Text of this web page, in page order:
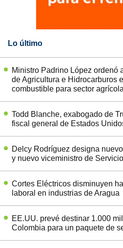
Lo último
Ministro Padrino López ordenó
de Agricultura e Hidrocarburos
combustible para sector agrícola
Todd Blanche, exabogado de
fiscal general de Estados
Delcy Rodríguez designa
y nuevo viceministro de
Cortes Eléctricos disminuyen
laboral en industrias de Aragua
EE.UU. prevé destinar 1.000
Colombia para un paquete de